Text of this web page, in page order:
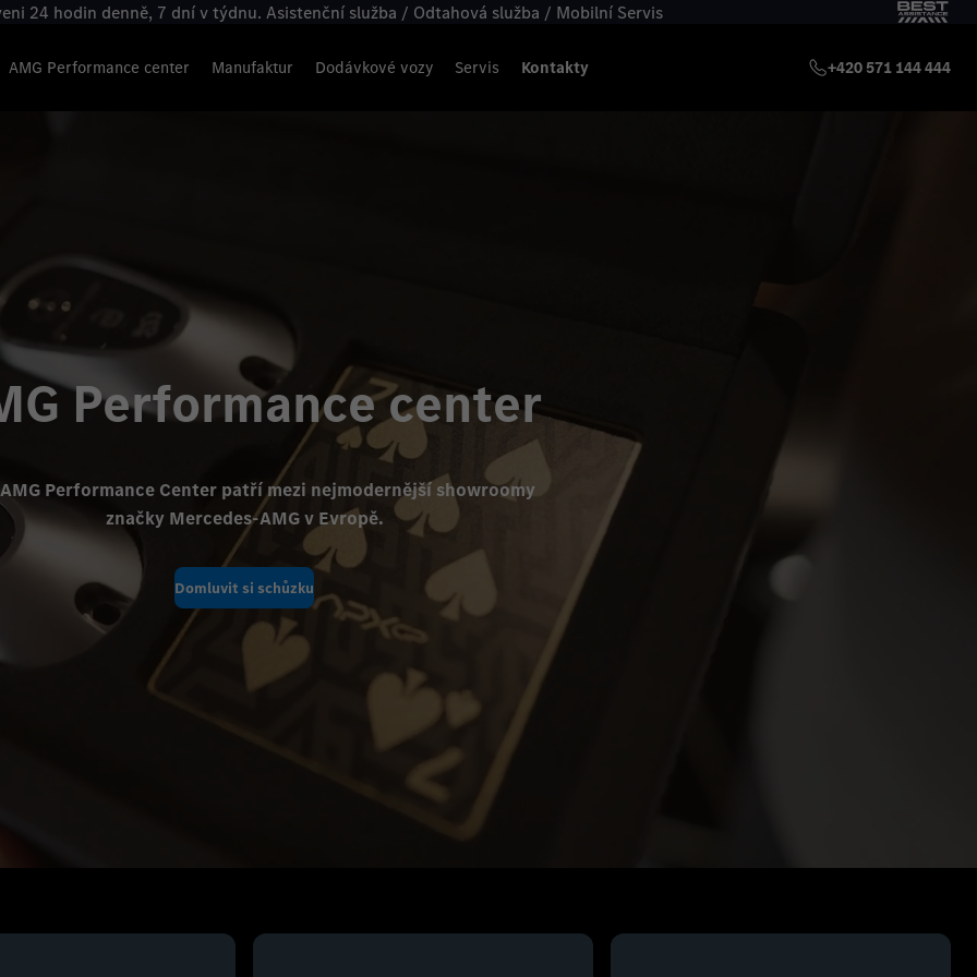
24 hodin denně, 7 dní v týdnu. Asistenční služba / Odtahová služba / Mobilní Servis
AMG Performance center Manufaktur Dodávkové vozy Servis Kontakty +420 571 144 444
Performance center
Performance Center patří mezi nejmodernější showroomy
značky Mercedes-AMG v Evropě.
Domluvit si schůzku